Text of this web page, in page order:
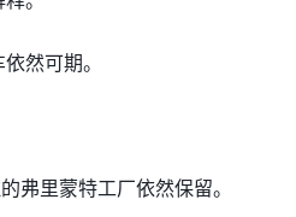
然可期。
弗里蒙特工厂依然保留。